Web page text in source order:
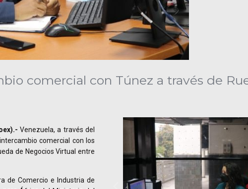
comercial con Túnez a través de
Venezuela, a través del
comercial con los
de Negocios Virtual entre
de Comercio e Industria de